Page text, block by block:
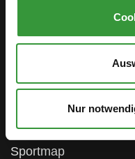
Nur
Hinweisgebersystem
Gleichstellungsstelle
Sportmap